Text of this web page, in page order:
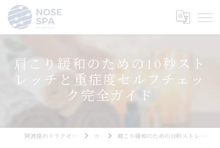
肩こり緩和のための10秒スト
レッチと重症度セルフチェッ
ク完全ガイド
阿波座のリラクゼーションならNOSE SPA コラム 肩こり緩和のための10秒ストレッチと重症度セルフチェック完全ガイド